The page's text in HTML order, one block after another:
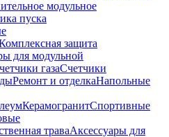
модульное
пуска
защита
для модульной
газаСчетчики
Ремонт и отделкаНапольные
КерамогранитСпортивные
траваАксессуары для